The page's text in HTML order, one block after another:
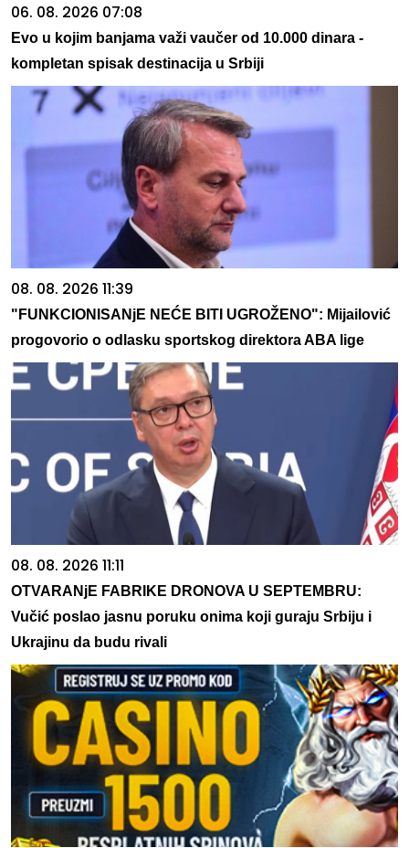
06. 08. 2026 07:08
Evo u kojim banjama važi vaučer od 10.000 dinara -
kompletan spisak destinacija u Srbiji
08. 08. 2026 11:39
"FUNKCIONISANjE NEĆE BITI UGROŽENO": Mijailović
progovorio o odlasku sportskog direktora ABA lige
08. 08. 2026 11:11
OTVARANjE FABRIKE DRONOVA U SEPTEMBRU:
Vučić poslao jasnu poruku onima koji guraju Srbiju i
Ukrajinu da budu rivali